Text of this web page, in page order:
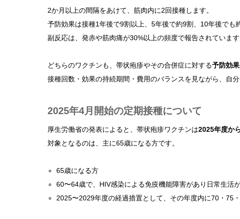
2か月以上の間隔をあけて、筋肉内に2回接種します。
予防効果は接種1年後で9割以上、5年後で約9割、10年後でも
副反応は、発赤や筋肉痛が30%以上の頻度で報告されています
どちらのワクチンも、帯状疱疹やその合併症に対する予防効
接種回数・効果の持続期間・費用のバランスを見ながら、自
2025年4月開始の定期接種について
厚生労働省の発表によると、帯状疱疹ワクチンは2025年度か
対象となるのは、主に65歳になる方です。
65歳になる方
60〜64歳で、HIV感染による免疫機能障害があり日常生活
2025〜2029年度の経過措置として、その年度内に70・75